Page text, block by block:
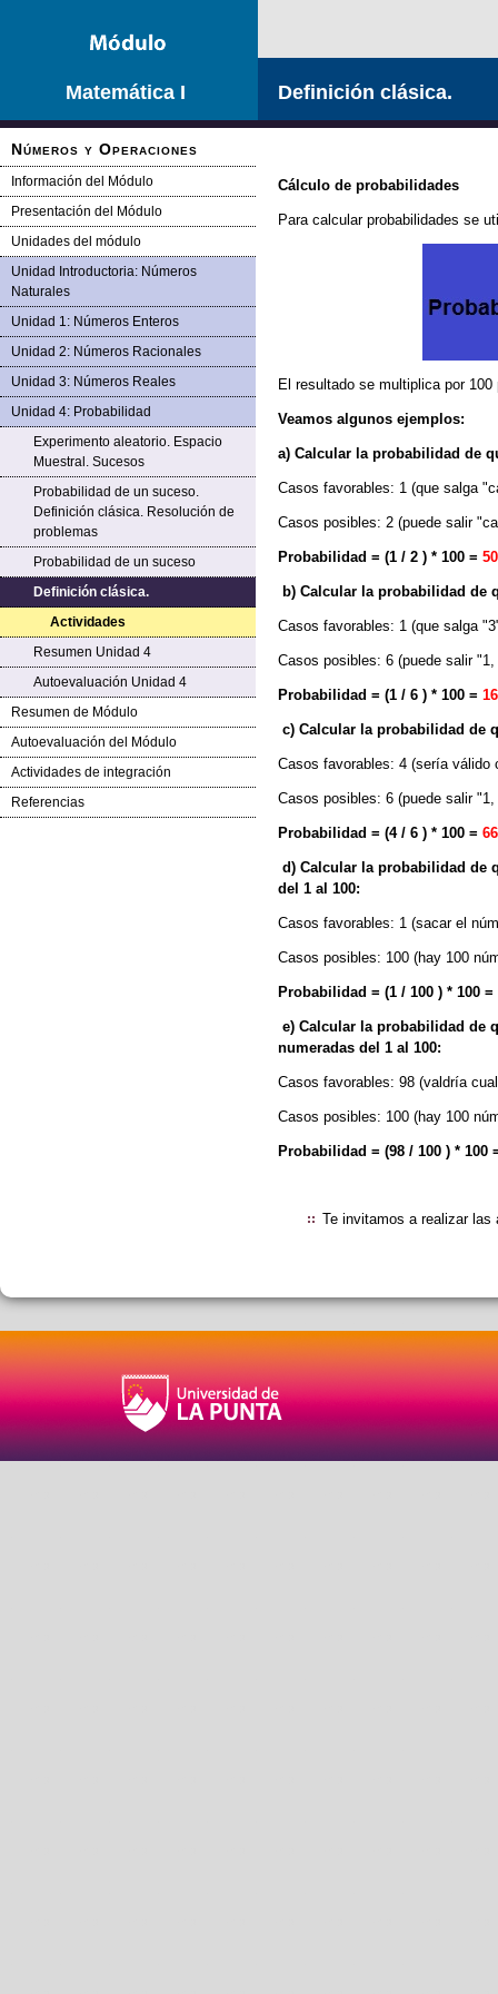
Matemática I
Números y Operaciones
Información del Módulo
Presentación del Módulo
Unidades del módulo
Unidad Introductoria: Números
Naturales
Unidad 1: Números Enteros
Unidad 2: Números Racionales
Unidad 3: Números Reales
Unidad 4: Probabilidad
Experimento aleatorio. Espacio
Muestral. Sucesos
Probabilidad de un suceso.
Definición clásica. Resolución de
problemas
Probabilidad de un suceso
Definición clásica.
Actividades
Resumen Unidad 4
Autoevaluación Unidad 4
Resumen de Módulo
Autoevaluación del Módulo
Actividades de integración
Referencias
Definición clásica.
Cálculo de probabilidades
Para calcular probabilidades se
El resultado se multiplica por
Veamos algunos ejemplos:
a) Calcular la probabilidad de
Casos favorables: 1 (que salga
Casos posibles: 2 (puede salir
Probabilidad = (1 / 2 ) * 100 =
b) Calcular la probabilidad de
Casos favorables: 1 (que salga
Casos posibles: 6 (puede salir
Probabilidad = (1 / 6 ) * 100 =
c) Calcular la probabilidad de
Casos favorables: 4 (sería válido
Casos posibles: 6 (puede salir
Probabilidad = (4 / 6 ) * 100 =
d) Calcular la probabilidad de
del 1 al 100:
Casos favorables: 1 (sacar el
Casos posibles: 100 (hay 100
Probabilidad = (1 / 100 ) * 100 =
e) Calcular la probabilidad de
numeradas del 1 al 100:
Casos favorables: 98 (valdría
Casos posibles: 100 (hay 100
Probabilidad = (98 / 100 ) * 100
Te invitamos a realizar